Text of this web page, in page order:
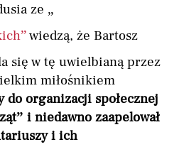
ze „
wiedzą, że Bartosz
się w tę uwielbianą przez
miłośnikiem
do organizacji społecznej
i niedawno zaapelował
i ich